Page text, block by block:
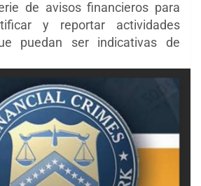
de avisos financieros para
y reportar actividades
puedan ser indicativas de